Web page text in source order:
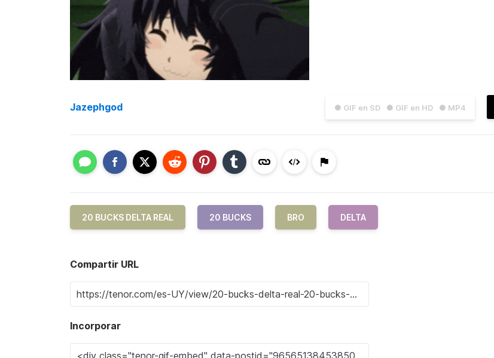
● GIF en SD ● GIF en HD ● MP4
Jazephgod
20 BUCKS DELTA REAL 20 BUCKS BRO DELTA
Compartir URL
Incorporar